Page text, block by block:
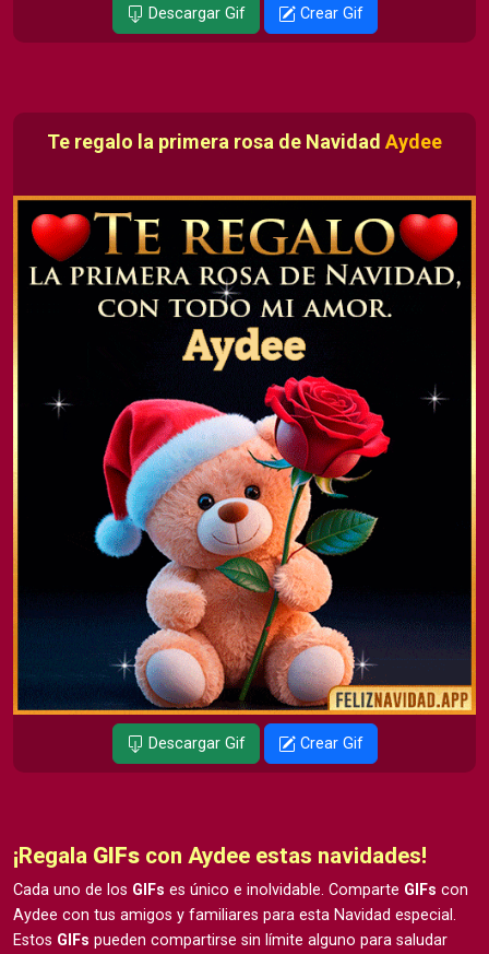
Descargar Gif Crear Gif
Te regalo la primera rosa de Navidad Aydee
Descargar Gif Crear Gif
¡Regala GIFs con Aydee estas navidades!
Cada uno de los GIFs es único e inolvidable. Comparte GIFs con
Aydee con tus amigos y familiares para esta Navidad especial.
Estos GIFs pueden compartirse sin límite alguno para saludar